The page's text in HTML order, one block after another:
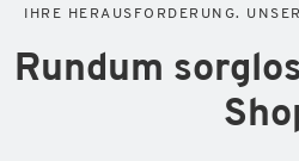
IHRE HERAUSFORDERUNG.
Rundum